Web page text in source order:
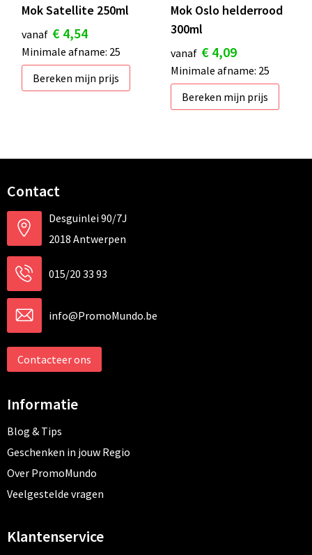
Mok Satellite 250ml
vanaf € 4,54
Minimale afname: 25
Bereken mijn prijs
Mok Oslo helderrood
300ml
vanaf € 4,09
Minimale afname: 25
Bereken mijn prijs
Contact
Desguinlei 90/7J
2018 Antwerpen
015/20 33 93
info@PromoMundo.be
Contacteer ons
Informatie
Blog & Tips
Geschenken in jouw Regio
Over PromoMundo
Veelgestelde vragen
Klantenservice